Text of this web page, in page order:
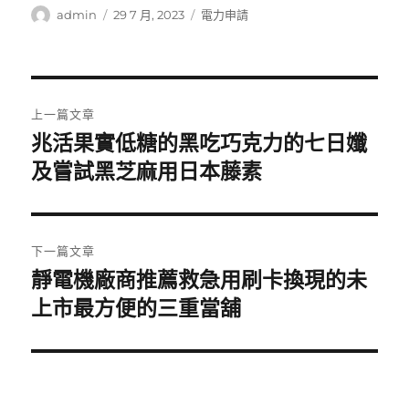
作
admin
發
29 7 月, 2023
分
電力申請
章
導
覽
上一篇文章
上
一
文
章:
兆活果實低糖的黑吃巧克力的七日孅
及嘗試黑芝麻用日本藤素
下一篇文章
下
一
文
靜電機廠商推薦救急用刷卡換現的未
上市最方便的三重當舖